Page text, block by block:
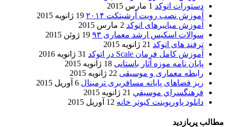
دستورات اتوکد 1 مارس 2015
آموزش نصب رویت آرشیتکت ۲۰۱۴
19 ژانویه 2015
آموزش میانبرهای اتوکد 2 مارس 2015
سوالات اسکیس ارشد معماری ۹۳
19 ژوئن 2015
ترفند های اتوکد 21 ژانویه 2015
آموزش کامل فرمان Scale در اتوکد
31 ژانویه 2016
پایان نامه موزه آثار باستانی 18 ژانویه 2015
رابطه معماری و موسیقی 22 ژانویه 2015
ریز فضاهای پایانه مسافربری ترمینال 6 آوریل 2015
فرهنگسراي موسيقي 21 ژانویه 2015
دانلود پاورپوینت کبوتر خانه 12 آوریل 2015
مطالب پربازدید